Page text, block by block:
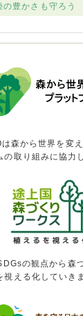
の豊かさも守ろう
森から世界を変
の取り組みに協力
の観点から森
視える化していき